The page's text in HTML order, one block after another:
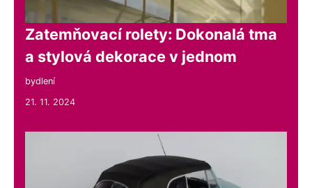
Zatemňovací rolety: Dokonalá tma
a stylová dekorace v jednom
bydlení
21. 11. 2024